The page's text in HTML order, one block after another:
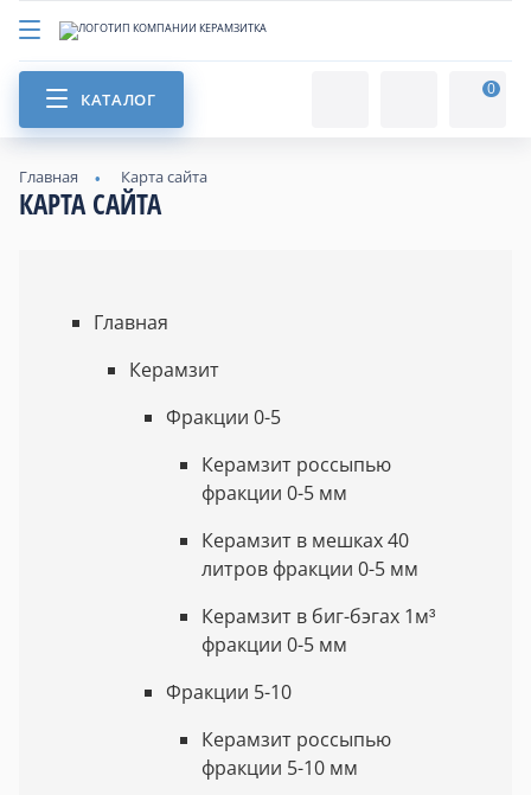
КАТАЛОГ
0
Главная Карта сайта
КАРТА САЙТА
Главная
Керамзит
Фракции 0-5
Керамзит россыпью
фракции 0-5 мм
Керамзит в мешках 40
литров фракции 0-5 мм
Керамзит в биг-бэгах 1м³
фракции 0-5 мм
Фракции 5-10
Керамзит россыпью
фракции 5-10 мм